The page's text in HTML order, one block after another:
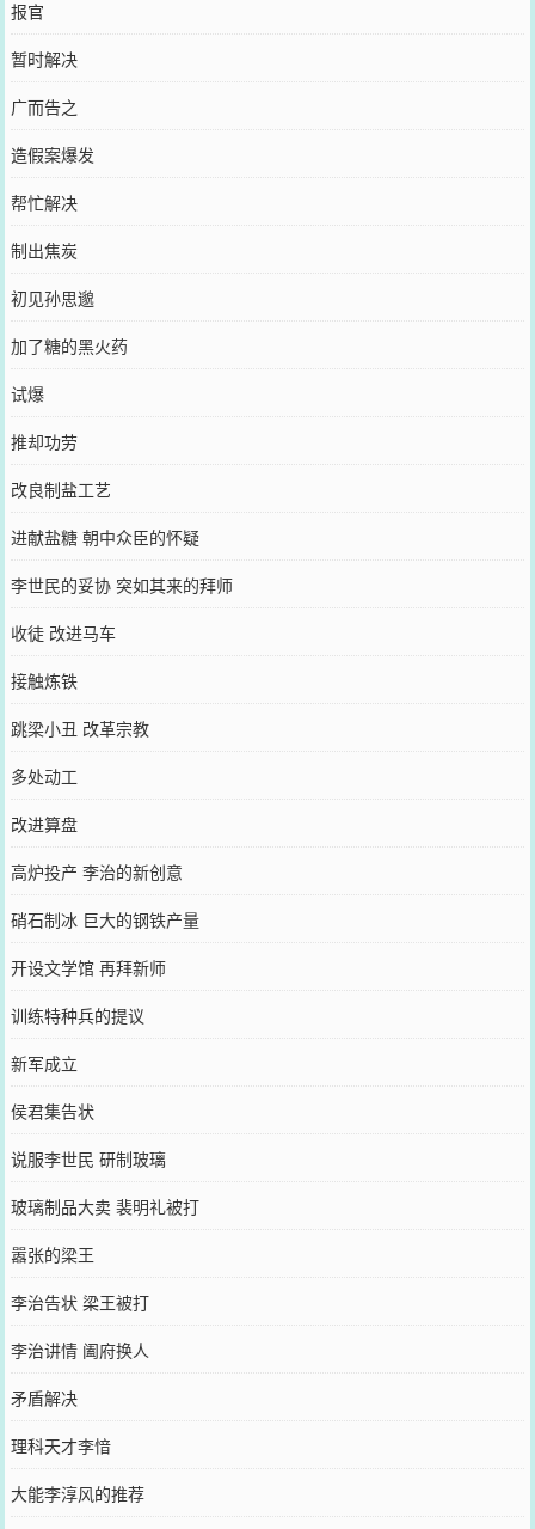
报官
暂时解决
广而告之
造假案爆发
帮忙解决
制出焦炭
初见孙思邈
加了糖的黑火药
试爆
推却功劳
改良制盐工艺
进献盐糖 朝中众臣的怀疑
李世民的妥协 突如其来的拜师
收徒 改进马车
接触炼铁
跳梁小丑 改革宗教
多处动工
改进算盘
高炉投产 李治的新创意
硝石制冰 巨大的钢铁产量
开设文学馆 再拜新师
训练特种兵的提议
新军成立
侯君集告状
说服李世民 研制玻璃
玻璃制品大卖 裴明礼被打
嚣张的梁王
李治告状 梁王被打
李治讲情 阖府换人
矛盾解决
理科天才李愔
大能李淳风的推荐